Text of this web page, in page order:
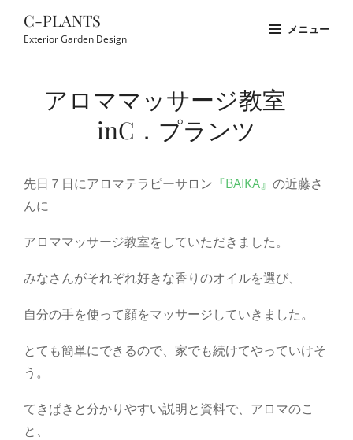
C-PLANTS
Exterior Garden Design
メニュー
アロママッサージ教室
inC．プランツ
先日７日にアロマテラピーサロン 『BAIKA』 の近藤さ
んに
アロママッサージ教室をしていただきました。
みなさんがそれぞれ好きな香りのオイルを選び、
自分の手を使って顔をマッサージしていきました。
とても簡単にできるので、家でも続けてやっていけそ
う。
てきぱきと分かりやすい説明と資料で、アロマのこ
と、